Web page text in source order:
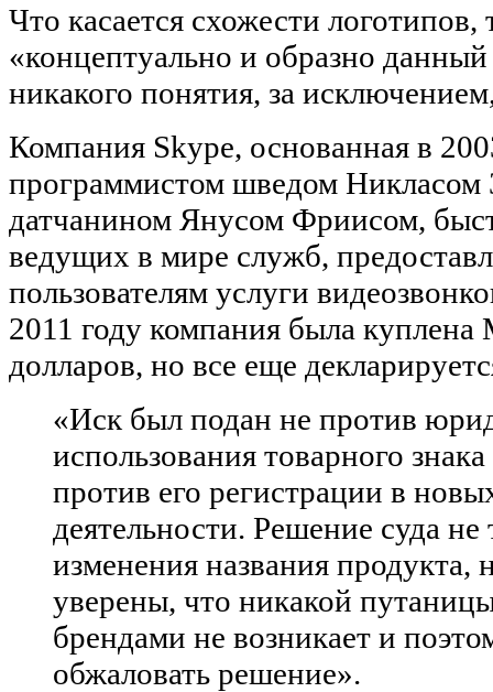
Что касается схожести логотипов,
«концептуально и образно данный
никакого понятия, за
Компания Skype, основанная в
программистом шведом Никласом
датчанином Янусом Фриисом,
ведущих в мире служб,
пользователям услуги
2011 году компания была куплена
долларов, но все еще
«Иск был подан не против
использования товарного
против его регистрации в
деятельности. Решение суда не
изменения названия
уверены, что никакой
брендами не возникает и
обжаловать решение».